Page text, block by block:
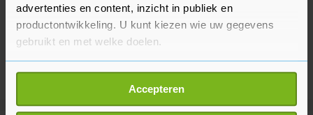
advertenties en content, inzicht in publiek en
productontwikkeling. U kunt kiezen wie uw gegevens
gebruikt en met welke doelen.
Als u het toestaat, willen we ook graag:
Informatie verzamelen over uw geografische
locatie, die tot een paar meter nauwkeurig kan zijn
Accepteren